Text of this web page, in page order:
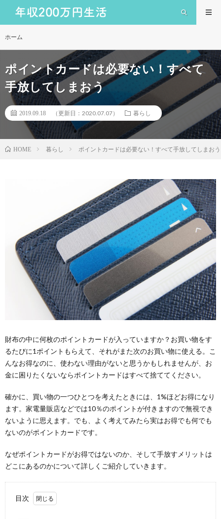
ホーム
ポイントカードは必要ない！すべて
手放してしまおう
2019.09.18 （更新日：2020.07.07） 暮らし
HOME 暮らし ポイントカードは必要ない！すべて手放してしまおう
財布の中に何枚のポイントカードが入っていますか？お買い物をす
るたびに1ポイントもらえて、それがまた次のお買い物に使える。こ
んなお得なのに、使わない理由がないと思うかもしれませんが、お
金に困りたくないならポイントカードはすべて捨ててください。
確かに、買い物の一つひとつを考えたときには、1%ほどお得になり
ます。家電量販店などでは10％のポイントが付きますので無視でき
ないように思えます。でも、よく考えてみたら実はお得でも何でも
ないのがポイントカードです。
なぜポイントカードがお得ではないのか、そして手放すメリットは
どこにあるのかについて詳しくご紹介していきます。
目次